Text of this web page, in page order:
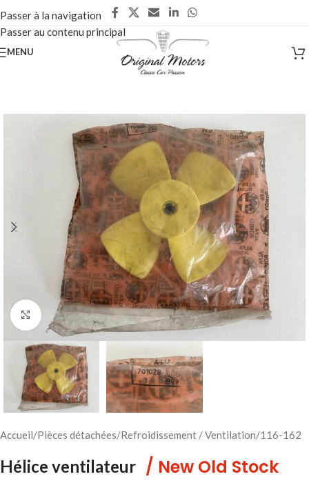
Passer à la navigation
Passer au contenu principal
MENU
Cliquez pour agrandir
Accueil/Pièces détachées/Refroidissement / Ventilation/116-162
Hélice ventilateur / New Old Stock